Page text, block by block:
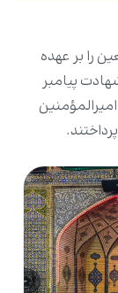
را بر عهده
پیامبر